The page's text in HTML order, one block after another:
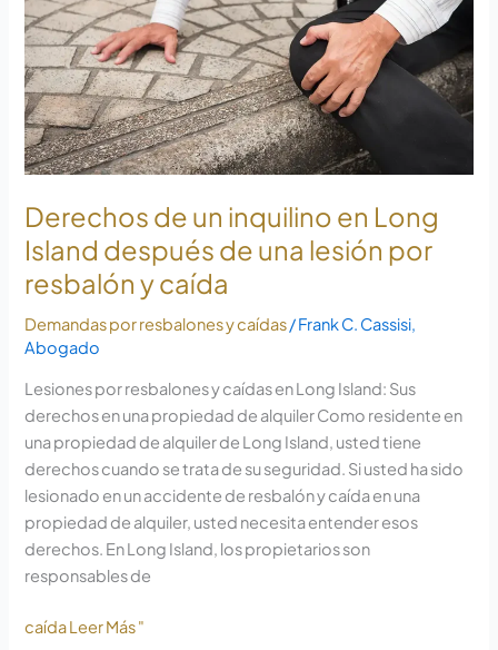
Derechos de un inquilino en Long
Island después de una lesión por
resbalón y caída
Demandas por resbalones y caídas/Frank C. Cassisi,
Abogado
Lesiones por resbalones y caídas en Long Island: Sus
derechos en una propiedad de alquiler Como residente en
una propiedad de alquiler de Long Island, usted tiene
derechos cuando se trata de su seguridad. Si usted ha sido
lesionado en un accidente de resbalón y caída en una
propiedad de alquiler, usted necesita entender esos
derechos. En Long Island, los propietarios son
responsables de
Long
Island
después
de
una
lesión
por
resbalón
caída Leer Más "